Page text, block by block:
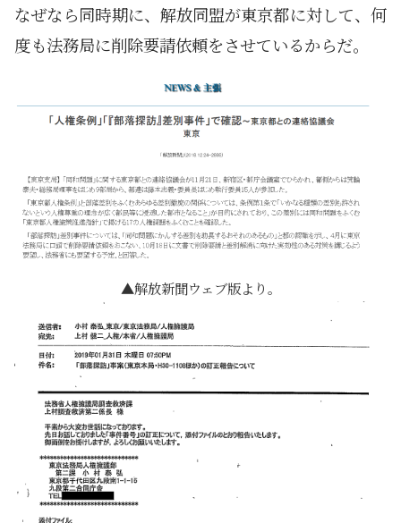
なぜなら同時期に、解放同盟が東京都に対して、何
度も法務局に削除要請依頼をさせているからだ。
解放新聞ウェブ版より。